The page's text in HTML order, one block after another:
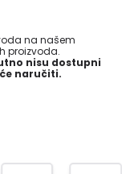
na našem
proizvoda.
nisu dostupni
naručiti.